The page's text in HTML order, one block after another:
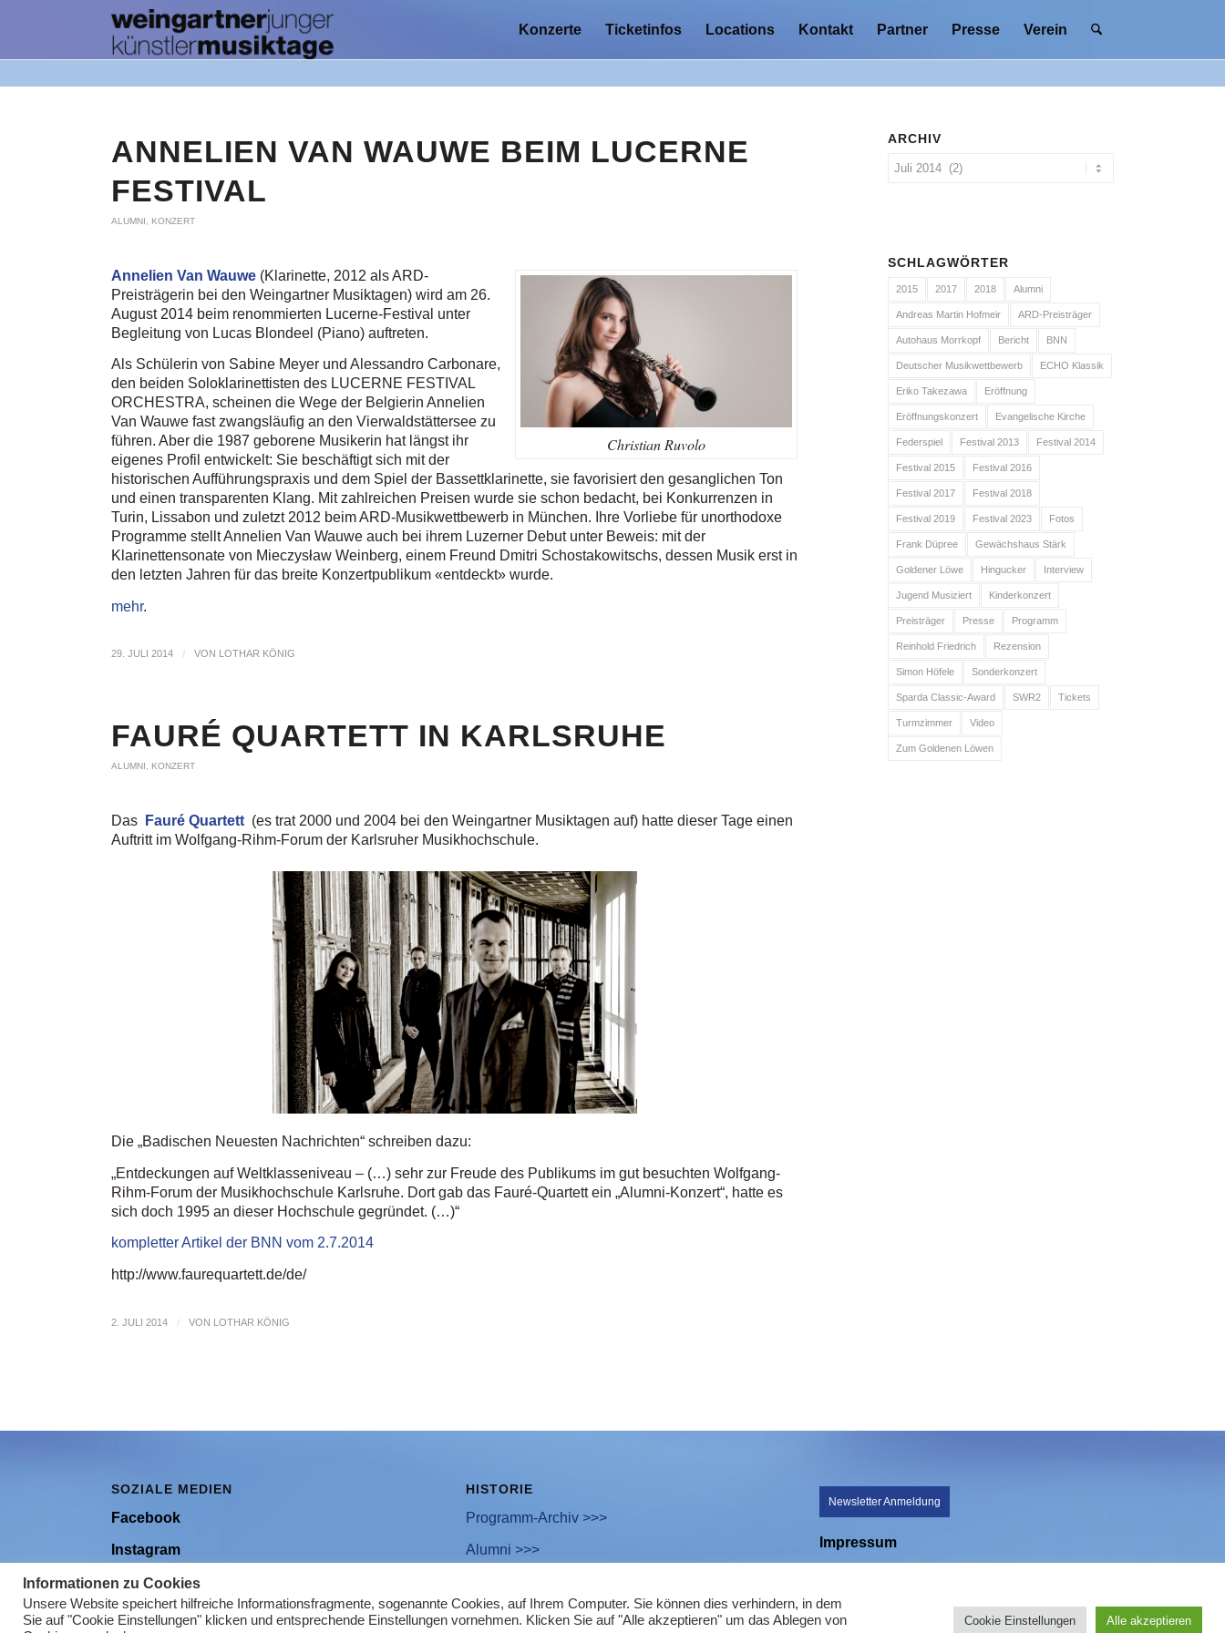
Konzerte Ticketinfos Locations Kontakt Partner Presse Verein
ANNELIEN VAN WAUWE BEIM LUCERNE
FESTIVAL
ALUMNI KONZERT
Christian Ruvolo
Annelien Van Wauwe (Klarinette, 2012 als ARD-
Preisträgerin bei den Weingartner Musiktagen) wird am 26.
August 2014 beim renommierten Lucerne-Festival unter
Begleitung von Lucas Blondeel (Piano) auftreten.
Als Schülerin von Sabine Meyer und Alessandro Carbonare,
den beiden Soloklarinettisten des LUCERNE FESTIVAL
ORCHESTRA, scheinen die Wege der Belgierin Annelien
Van Wauwe fast zwangsläufig an den Vierwaldstättersee zu
führen. Aber die 1987 geborene Musikerin hat längst ihr
eigenes Profil entwickelt: Sie beschäftigt sich mit der
historischen Aufführungspraxis und dem Spiel der Bassettklarinette, sie favorisiert den gesanglichen Ton
und einen transparenten Klang. Mit zahlreichen Preisen wurde sie schon bedacht, bei Konkurrenzen in
Turin, Lissabon und zuletzt 2012 beim ARD-Musikwettbewerb in München. Ihre Vorliebe für unorthodoxe
Programme stellt Annelien Van Wauwe auch bei ihrem Luzerner Debut unter Beweis: mit der
Klarinettensonate von Mieczysław Weinberg, einem Freund Dmitri Schostakowitschs, dessen Musik erst in
den letzten Jahren für das breite Konzertpublikum «entdeckt» wurde.
mehr.
29. JULI 2014 / VON LOTHAR KÖNIG
FAURÉ QUARTETT IN KARLSRUHE
ALUMNI , KONZERT
Das Fauré Quartett (es trat 2000 und 2004 bei den Weingartner Musiktagen auf) hatte dieser Tage einen
Auftritt im Wolfgang-Rihm-Forum der Karlsruher Musikhochschule.
Die „Badischen Neuesten Nachrichten“ schreiben dazu:
„Entdeckungen auf Weltklasseniveau – (…) sehr zur Freude des Publikums im gut besuchten Wolfgang-
Rihm-Forum der Musikhochschule Karlsruhe. Dort gab das Fauré-Quartett ein „Alumni-Konzert“, hatte es
sich doch 1995 an dieser Hochschule gegründet. (…)“
kompletter Artikel der BNN vom 2.7.2014
http://www.faurequartett.de/de/
2. JULI 2014 / VON LOTHAR KÖNIG
ARCHIV
SCHLAGWÖRTER
2015 2017 2018 Alumni
Andreas Martin Hofmeir ARD-Preisträger
Autohaus Morrkopf Bericht BNN
Deutscher Musikwettbewerb ECHO Klassik
Eriko Takezawa Eröffnung
Eröffnungskonzert Evangelische Kirche
Federspiel Festival 2013 Festival 2014
Festival 2015 Festival 2016
Festival 2017 Festival 2018
Festival 2019 Festival 2023 Fotos
Frank Düpree Gewächshaus Stärk
Goldener Löwe Hingucker Interview
Jugend Musiziert Kinderkonzert
Preisträger Presse Programm
Reinhold Friedrich Rezension
Simon Höfele Sonderkonzert
Sparda Classic-Award SWR2 Tickets
Turmzimmer Video
Zum Goldenen Löwen
SOZIALE MEDIEN
Facebook
Instagram
Youtube
HISTORIE
Programm-Archiv >>>
Alumni >>>
Newsletter Anmeldung
Impressum
Informationen zu Cookies
Unsere Website speichert hilfreiche Informationsfragmente, sogenannte Cookies, auf Ihrem Computer. Sie können dies verhindern, in dem
Sie auf "Cookie Einstellungen" klicken und entsprechende Einstellungen vornehmen. Klicken Sie auf "Alle akzeptieren" um das Ablegen von
Cookie Einstellungen Alle akzeptieren